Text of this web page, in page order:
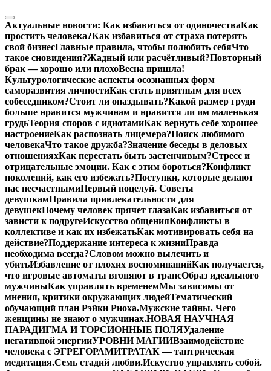
Актуальные новости: Как избавиться от одиночестваКак
простить человека?Как избавиться от страха потерять
свой бизнесГлавные правила, чтобы полюбить себяЧто
такое сновидения?Жадный или расчётливый?Повторный
брак — хорошо или плохоВесна пришла!
Культурологические аспекты осознанных форм
саморазвития личностиКак стать приятным для всех
собеседником?Стоит ли опаздывать?Какой размер груди
больше нравится мужчинам и нравится ли им маленькая
грудьТеория споров с идиотамиКак вернуть себе хорошее
настроениеКак распознать лицемера?Поиск любимого
человекаЧто такое дружба?Значение беседы в деловых
отношенияхКак перестать быть застенчивым?Стресс и
отрицательные эмоции. Как с этим бороться?Конфликт
поколений, как его избежать?Поступки, которые делают
нас несчастнымиПервый поцелуй. Советы
девушкамПравила привлекательности для
девушекПочему человек прячет глазаКак избавиться от
зависти к подругеИскусство общенияКонфликты в
коллективе и как их избежатьКак мотивировать себя на
действие?Поддержание интереса к жизниПравда
необходима всегда?Словом можно вылечить и
убитьИзбавление от плохих воспоминанийКак получается,
что игровые автоматы вгоняют в трансОбраз идеального
мужчиныКак управлять временемМы зависимы от
мнения, критики окружающих людейТематический
обучающий план Рэйки Риоха.Мужские тайны. Чего
женщины не знают о мужчинах.НОВАЯ НАУЧНАЯ
ПАРАДИГМА И ТОРСИОННЫЕ ПОЛЯУдаление
негативной энергииУРОВНИ МАГИИВзаимодействие
человека с ЭГРЕГОРАМИТРАТАК — тантрическая
медитация.Семь стадий любви.Искуство управлять собой.